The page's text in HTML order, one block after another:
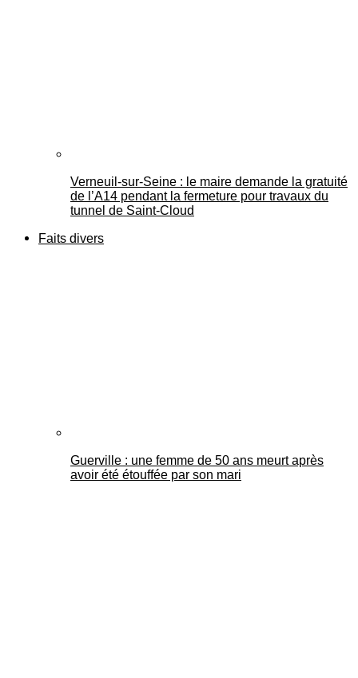
Verneuil-sur-Seine : le maire demande la gratuité
de l’A14 pendant la fermeture pour travaux du
tunnel de Saint-Cloud
Faits divers
Guerville : une femme de 50 ans meurt après
avoir été étouffée par son mari